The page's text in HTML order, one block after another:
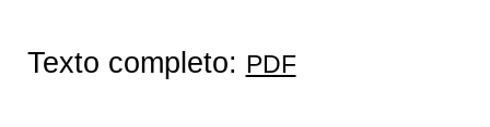
Texto completo: PDF